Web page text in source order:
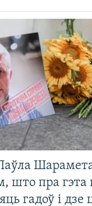
што пра гэта
гадоў і дзе